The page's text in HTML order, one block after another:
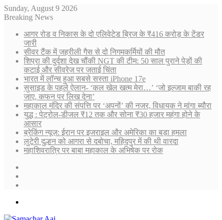
Sunday, August 9 2026
Breaking News
आगर रोड व निकास के दो एलिवेटेड ब्रिज के ₹416 करोड़ के टेंडर
जारी
सीवर टैंक में जहरीली गैस से दो निगमकर्मियों की मौत
शिप्रा की दुर्दशा देख चौंकी NGT की टीम: 50 साल पुराने पेड़ों की
कटाई और सीवरेज पर जताई चिंता
भारत में लॉन्च हुआ सबसे सस्ता iPhone 17e
सुसाइड के पहले ऐलान- ‘कल खेल खत्म मेरा…’ ‘जो इल्जाम बाकी रह
जाए, कफन पर लिख देना’
महाकाल मंदिर की संपत्ति पर ‘अपनों’ की नजर, विधायक ने मांगा ब्यौरा
युद्ध : पेट्रोल-डीजल ₹12 तक और सोना ₹30 हजार महंगा होने के
आसार
ब्रेकिंग न्यूज़: ईरान पर इजराइल और अमेरिका का बड़ा हमला
लुटेरी दुल्हन को आगरा से दबोचा, महिदपुर में की थी वारदा
महाशिवरात्रि पर बाबा महाकाल के अभिषेक पर रोक